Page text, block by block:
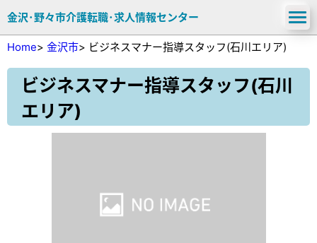
金沢･野々市介護転職･求人情報センター
Home> 金沢市> ビジネスマナー指導スタッフ(石川エリア)
ビジネスマナー指導スタッフ(石川
エリア)